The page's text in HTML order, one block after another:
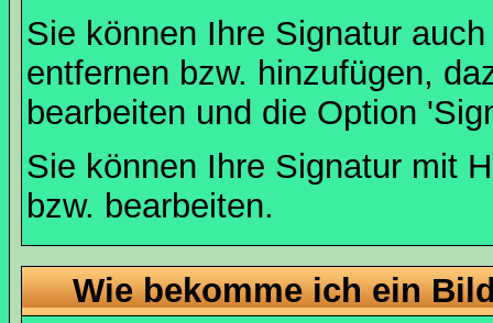
Sie können Ihre Signatur
entfernen bzw. hinzufügen,
bearbeiten und die Option
Sie können Ihre Signatur mit
bzw. bearbeiten.
Wie bekomme ich ein